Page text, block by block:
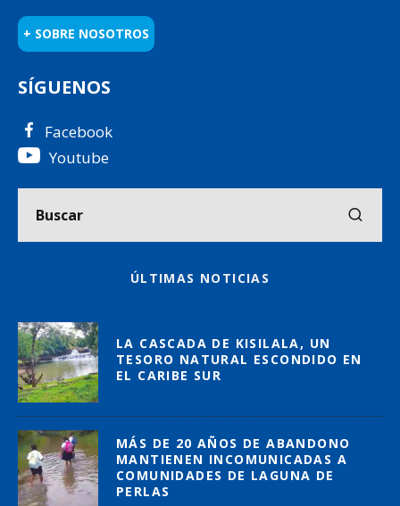
+ SOBRE NOSOTROS
SÍGUENOS
Facebook
Youtube
ÚLTIMAS NOTICIAS
LA CASCADA DE KISILALA, UN
TESORO NATURAL ESCONDIDO EN
EL CARIBE SUR
MÁS DE 20 AÑOS DE ABANDONO
MANTIENEN INCOMUNICADAS A
COMUNIDADES DE LAGUNA DE
PERLAS